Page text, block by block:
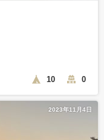
10 0
2023年11月4日